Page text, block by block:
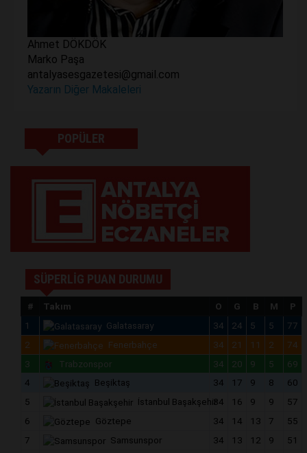
Ahmet DÖKDÖK
Marko Paşa
antalyasesgazetesi@gmail.com
Yazarın Diğer Makaleleri
POPÜLER
SÜPERLİG PUAN DURUMU
# Takım O G B M
P
1
Galatasaray 34 24 5 5
77
2
Fenerbahçe 34 21 11 2
74
3
Trabzonspor 34 20 9 5
69
4
Beşiktaş 34 17 9 8
60
5
İstanbul Başakşehir34 16 9 9
57
6
Göztepe 34 14 13 7
55
7
Samsunspor 34 13 12 9
51